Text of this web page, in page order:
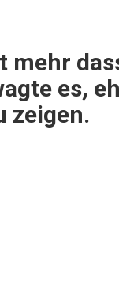
mehr
es,
zeigen.